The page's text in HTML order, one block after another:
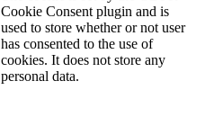
Cookie Consent plugin and is
used to store whether or not user
has consented to the use of
cookies. It does not store any
personal data.